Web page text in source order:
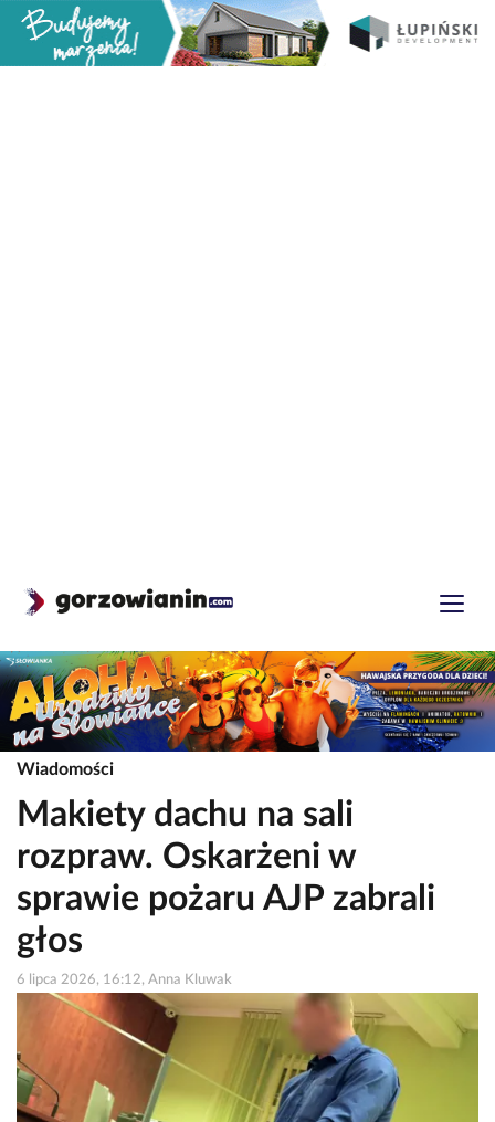
Wiadomości
Makiety dachu na sali
rozpraw. Oskarżeni w
sprawie pożaru AJP zabrali
głos
6 lipca 2026, 16:12, Anna Kluwak